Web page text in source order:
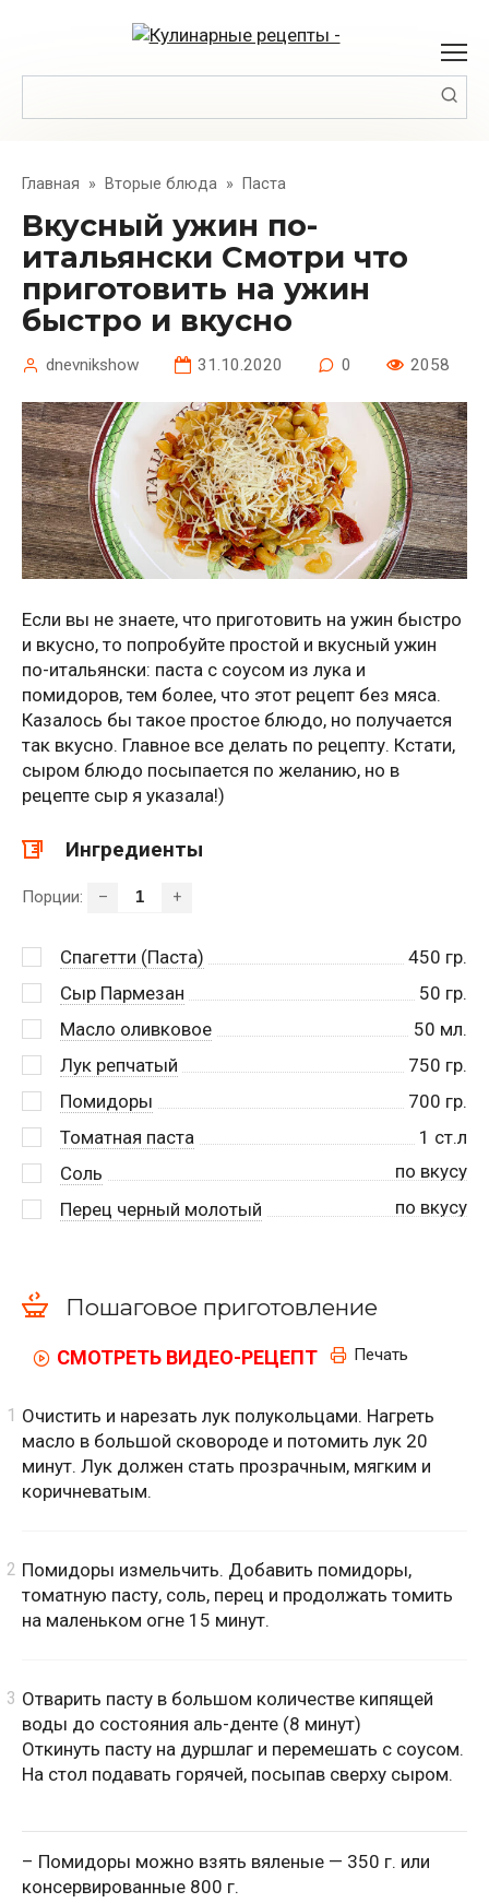
Главная » Вторые блюда » Паста
Вкусный ужин по-
итальянски Смотри что
приготовить на ужин
быстро и вкусно
dnevnikshow 31.10.2020 0 2058
Если вы не знаете, что приготовить на ужин быстро
и вкусно, то попробуйте простой и вкусный ужин
по-итальянски: паста с соусом из лука и
помидоров, тем более, что этот рецепт без мяса.
Казалось бы такое простое блюдо, но получается
так вкусно. Главное все делать по рецепту. Кстати,
сыром блюдо посыпается по желанию, но в
рецепте сыр я указала!)
Ингредиенты
Порции: – +
Спагетти (Паста) 450 гр.
Сыр Пармезан
50 гр.
Масло оливковое
50 мл.
Лук репчатый
750 гр.
Помидоры
700 гр.
Томатная паста
1 ст.л
Соль
по вкусу
Перец черный молотый
по вкусу
Пошаговое приготовление
СМОТРЕТЬ ВИДЕО-РЕЦЕПТ Печать
Очистить и нарезать лук полукольцами. Нагреть
масло в большой сковороде и потомить лук 20
минут. Лук должен стать прозрачным, мягким и
коричневатым.
Помидоры измельчить. Добавить помидоры,
томатную пасту, соль, перец и продолжать томить
на маленьком огне 15 минут.
Отварить пасту в большом количестве кипящей
воды до состояния аль-денте (8 минут)
Откинуть пасту на дуршлаг и перемешать с соусом.
На стол подавать горячей, посыпав сверху сыром.
– Помидоры можно взять вяленые — 350 г. или
консервированные 800 г.